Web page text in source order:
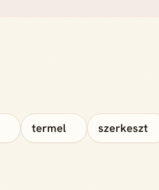
termel szerkeszt